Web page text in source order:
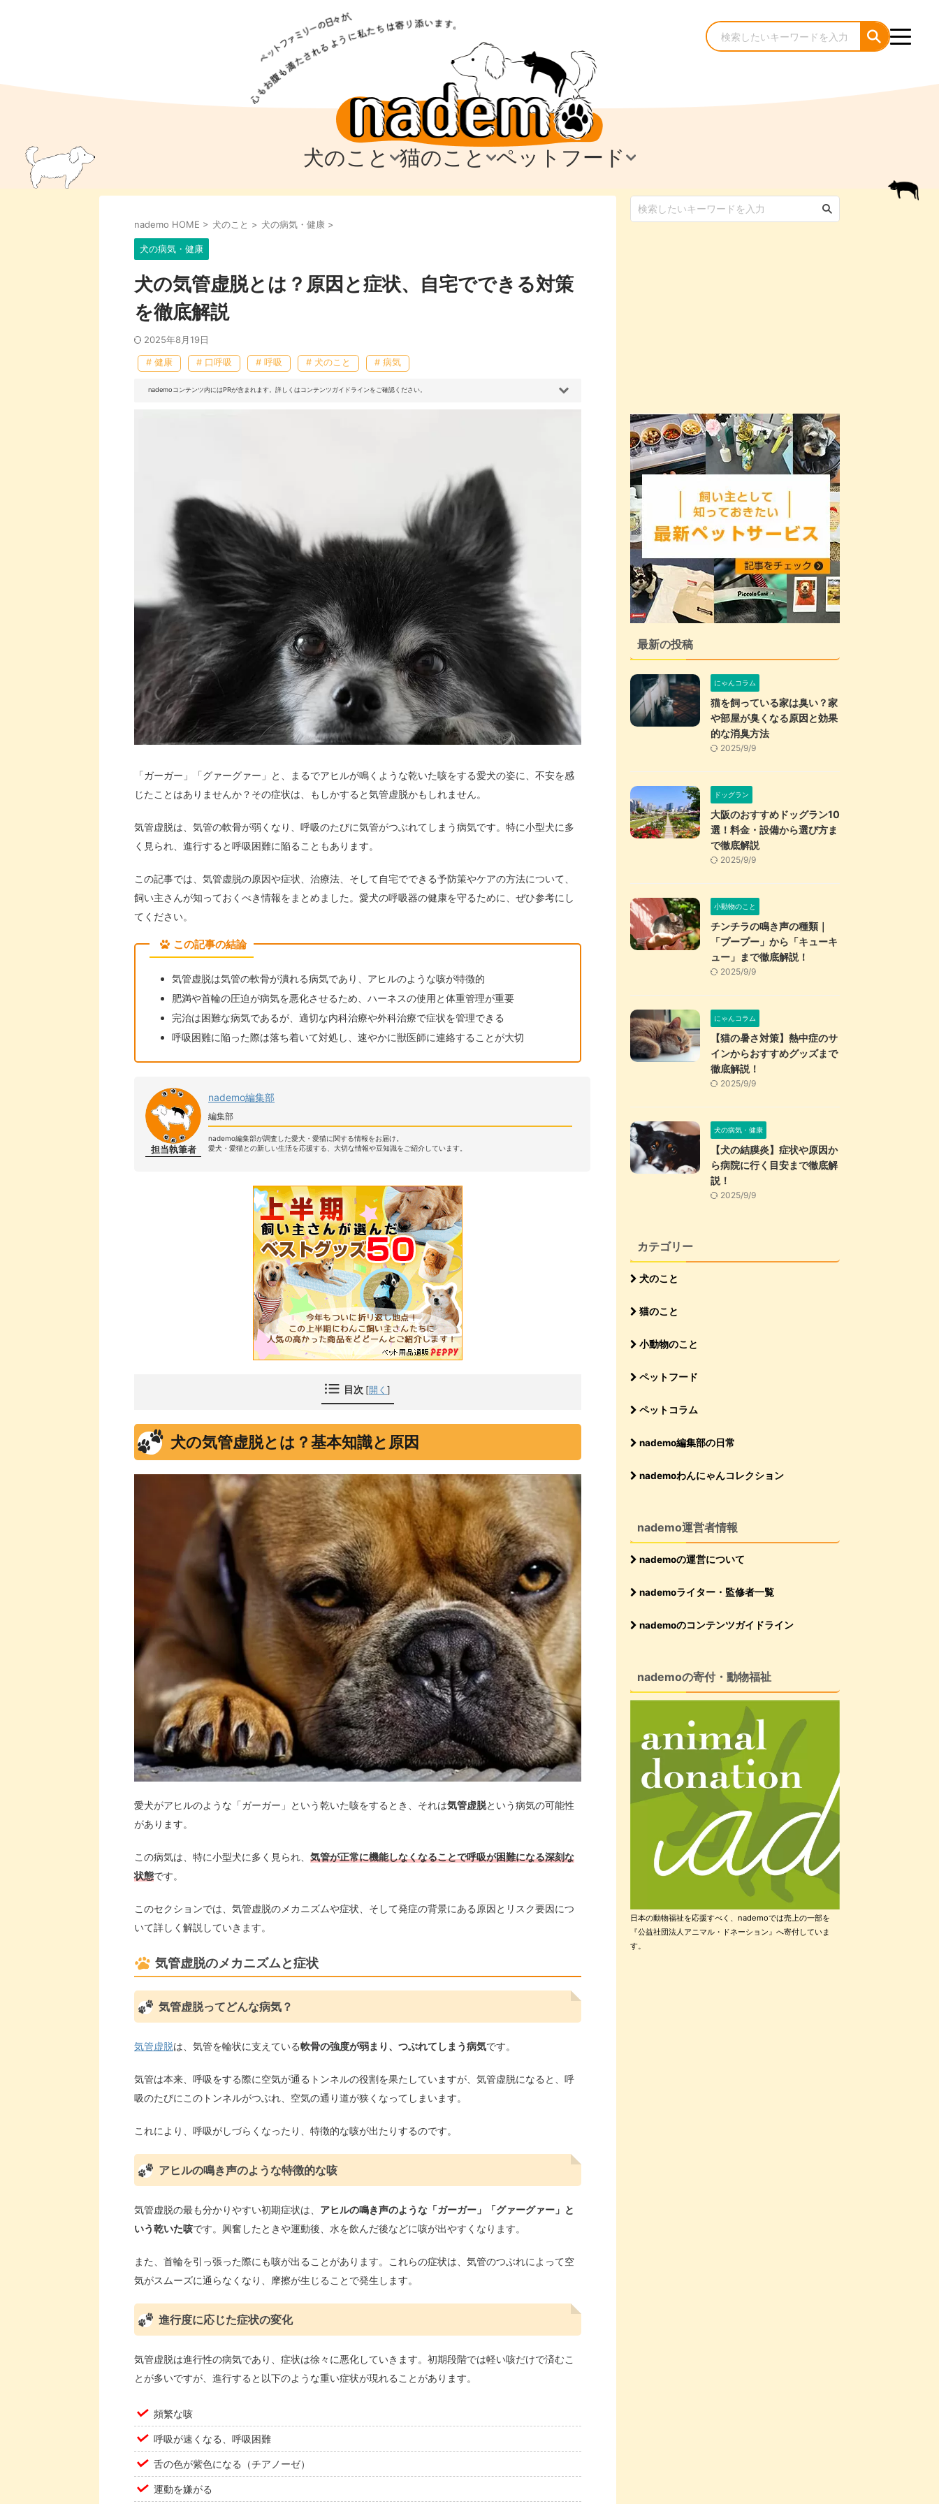
犬のこと
犬のこと
犬のケア・お手入れ
犬のしつけ
犬のアイテム
猫のこと
猫のこと
猫のケア・お手入れ
猫のしつけ
猫のアイテム
ペットフード
ペットフード
nademo HOME > 犬のこと > 犬の病気・健康 >
犬の病気・健康
犬の気管虚脱とは？原因と症状、自宅でできる対策
を徹底解説
2025年8月19日
# 健康 # 口呼吸 # 呼吸 # 犬のこと # 病気
nademoコンテンツ内にはPRが含まれます。詳しくはコンテンツガイドラインをご確認ください。
「ガーガー」「グァーグァー」と、まるでアヒルが鳴くような乾いた咳をする愛犬の姿に、不安を感
じたことはありませんか？その症状は、もしかすると気管虚脱かもしれません。
気管虚脱は、気管の軟骨が弱くなり、呼吸のたびに気管がつぶれてしまう病気です。特に小型犬に多
く見られ、進行すると呼吸困難に陥ることもあります。
この記事では、気管虚脱の原因や症状、治療法、そして自宅でできる予防策やケアの方法について、
飼い主さんが知っておくべき情報をまとめました。愛犬の呼吸器の健康を守るために、ぜひ参考にし
てください。
この記事の結論
気管虚脱は気管の軟骨が潰れる病気であり、アヒルのような咳が特徴的
肥満や首輪の圧迫が病気を悪化させるため、ハーネスの使用と体重管理が重要
完治は困難な病気であるが、適切な内科治療や外科治療で症状を管理できる
呼吸困難に陥った際は落ち着いて対処し、速やかに獣医師に連絡することが大切
担当執筆者
nademo編集部
編集部
nademo編集部が調査した愛犬・愛猫に関する情報をお届け。
愛犬・愛猫との新しい生活を応援する、大切な情報や豆知識をご紹介しています。
目次 [開く ]
犬の気管虚脱とは？基本知識と原因
愛犬がアヒルのような「ガーガー」という乾いた咳をするとき、それは気管虚脱という病気の可能性
があります。
この病気は、特に小型犬に多く見られ、 気管が正常に機能しなくなることで呼吸が困難になる深刻な
状態です。
このセクションでは、気管虚脱のメカニズムや症状、そして発症の背景にある原因とリスク要因につ
いて詳しく解説していきます。
気管虚脱のメカニズムと症状
気管虚脱ってどんな病気？
気管虚脱は、気管を輪状に支えている軟骨の強度が弱まり、つぶれてしまう病気です。
気管は本来、呼吸をする際に空気が通るトンネルの役割を果たしていますが、気管虚脱になると、呼
吸のたびにこのトンネルがつぶれ、空気の通り道が狭くなってしまいます。
これにより、呼吸がしづらくなったり、特徴的な咳が出たりするのです。
アヒルの鳴き声のような特徴的な咳
気管虚脱の最も分かりやすい初期症状は、 アヒルの鳴き声のような「ガーガー」「グァーグァー」と
いう乾いた咳です。興奮したときや運動後、水を飲んだ後などに咳が出やすくなります。
また、首輪を引っ張った際にも咳が出ることがあります。これらの症状は、気管のつぶれによって空
気がスムーズに通らなくなり、摩擦が生じることで発生します。
進行度に応じた症状の変化
気管虚脱は進行性の病気であり、症状は徐々に悪化していきます。初期段階では軽い咳だけで済むこ
とが多いですが、進行すると以下のような重い症状が現れることがあります。
頻繁な咳
呼吸が速くなる、呼吸困難
舌の色が紫色になる（チアノーゼ）
運動を嫌がる
最新の投稿
にゃんコラム
猫を飼っている家は臭い？家
や部屋が臭くなる原因と効果
的な消臭方法
2025/9/9
ドッグラン
大阪のおすすめドッグラン10
選！料金・設備から選び方ま
で徹底解説
2025/9/9
小動物のこと
チンチラの鳴き声の種類｜
「プープー」から「キューキ
ュー」まで徹底解説！
2025/9/9
にゃんコラム
【猫の暑さ対策】熱中症のサ
インからおすすめグッズまで
徹底解説！
2025/9/9
犬の病気・健康
【犬の結膜炎】症状や原因か
ら病院に行く目安まで徹底解
説！
2025/9/9
カテゴリー
犬のこと
猫のこと
小動物のこと
ペットフード
ペットコラム
nademo編集部の日常
nademoわんにゃんコレクション
nademo運営者情報
nademoの運営について
nademoライター・監修者一覧
nademoのコンテンツガイドライン
nademoの寄付・動物福祉
日本の動物福祉を応援すべく、nademoでは売上の一部を
『公益社団法人アニマル・ドネーション』へ寄付していま
す。